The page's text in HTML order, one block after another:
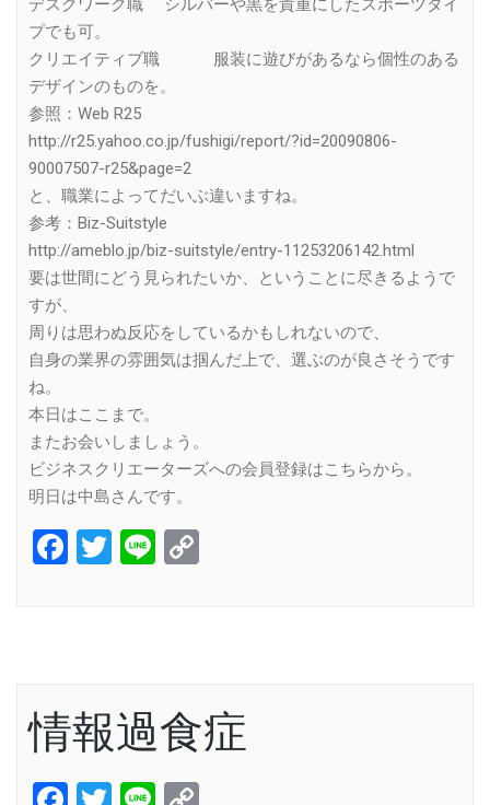
デスクワーク職 シルバーや黒を貴重にしたスポーツタイ
プでも可。
クリエイティブ職 服装に遊びがあるなら個性のある
デザインのものを。
参照：Web R25
http://r25.yahoo.co.jp/fushigi/report/?id=20090806-
90007507-r25&page=2
と、職業によってだいぶ違いますね。
参考：Biz-Suitstyle
http://ameblo.jp/biz-suitstyle/entry-11253206142.html
要は世間にどう見られたいか、ということに尽きるようで
すが、
周りは思わぬ反応をしているかもしれないので、
自身の業界の雰囲気は掴んだ上で、選ぶのが良さそうです
ね。
本日はここまで。
またお会いしましょう。
ビジネスクリエーターズへの会員登録はこちらから。
明日は中島さんです。
Facebook
Twitter
Line
情報過食症